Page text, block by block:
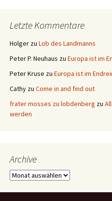
Letzte Kommentare
Holger zu Lob des Landmanns
Peter P. Neuhaus zu Europa ist im
Peter Kruse zu Europa ist im
Cathy zu Come in and find out
frater mosses zu lobdenberg zu
werden
Archive
Archive